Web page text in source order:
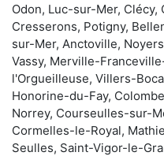
Odon, Luc-sur-Mer, Clécy,
Cresserons, Potigny,
sur-Mer, Anctoville,
Vassy, Merville-
l'Orgueilleuse, Villers-
Honorine-du-Fay,
Norrey, Courseulles-sur-
Cormelles-le-Royal,
Seulles, Saint-Vigor-le-